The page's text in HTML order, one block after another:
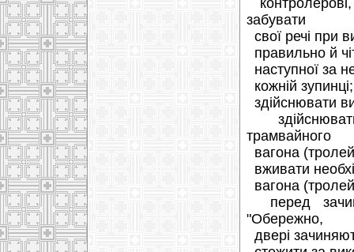
забувати
свої речі при
правильно й
наступної за
кожній зупинці;
здійснювати
трамвайного
вагона
вживати
вагона
перед
"Обережно,
двері